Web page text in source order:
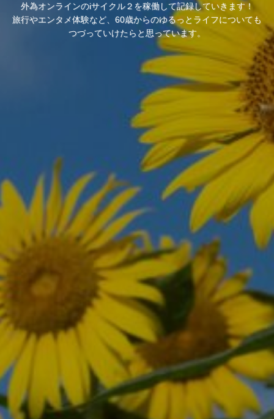
外為オンラインのiサイクル２を稼働して記録していきます！
旅行やエンタメ体験など、60歳からのゆるっとライフについても
つづっていけたらと思っています。